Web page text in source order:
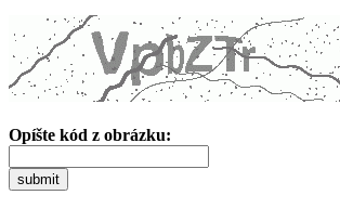
Opíšte kód z obrázku:
submit